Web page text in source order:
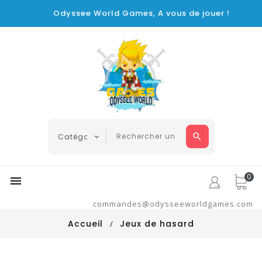
Odyssee World Games, A vous de jouer !
 0
commandes@odysseeworldgames.com
Accueil Jeux de hasard